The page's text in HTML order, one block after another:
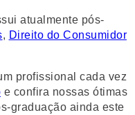
atualmente pós-
, Direito do Consumidor
profissional cada vez
e confira nossas ótimas
graduação ainda este